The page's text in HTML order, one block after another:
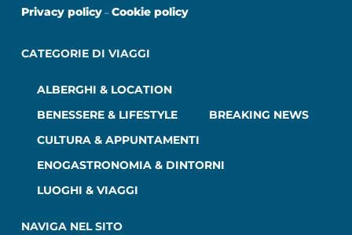
Privacy policy– Cookie policy
CATEGORIE DI VIAGGI
ALBERGHI & LOCATION
BENESSERE & LIFESTYLE
BREAKING NEWS
CULTURA & APPUNTAMENTI
ENOGASTRONOMIA & DINTORNI
LUOGHI & VIAGGI
NAVIGA NEL SITO